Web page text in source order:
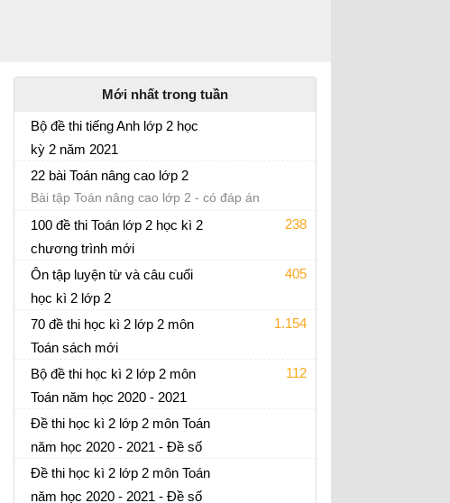
Mới nhất trong tuần
Bộ đề thi tiếng Anh lớp 2 học
kỳ 2 năm 2021
Đề thi tiếng Anh lớp 2 học kỳ 2
22 bài Toán nâng cao lớp 2
Bài tập Toán nâng cao lớp 2 - có đáp án
100 đề thi Toán lớp 2 học kì 2
chương trình mới
238
Đề thi học kì 2 lớp 2 có đáp án
Ôn tập luyện từ và câu cuối
học kì 2 lớp 2
405
Tiếng Việt lớp 2
70 đề thi học kì 2 lớp 2 môn
Toán sách mới
1.154
Đề thi cuối học kì 2 môn Toán lớp 2 - có đáp án
Bộ đề thi học kì 2 lớp 2 môn
Toán năm học 2020 - 2021
112
Đề thi cuối học kì 2 môn Toán lớp 2 - có đáp án
Đề thi học kì 2 lớp 2 môn Toán
năm học 2020 - 2021 - Đề số
6
Đề thi cuối học kì 2 môn Toán lớp 2 - có đáp án
Đề thi học kì 2 lớp 2 môn Toán
năm học 2020 - 2021 - Đề số